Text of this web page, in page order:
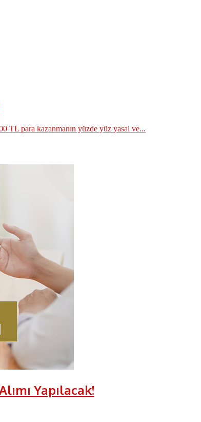
TL para kazanmanın yüzde yüz yasal ve...
Yapılacak!